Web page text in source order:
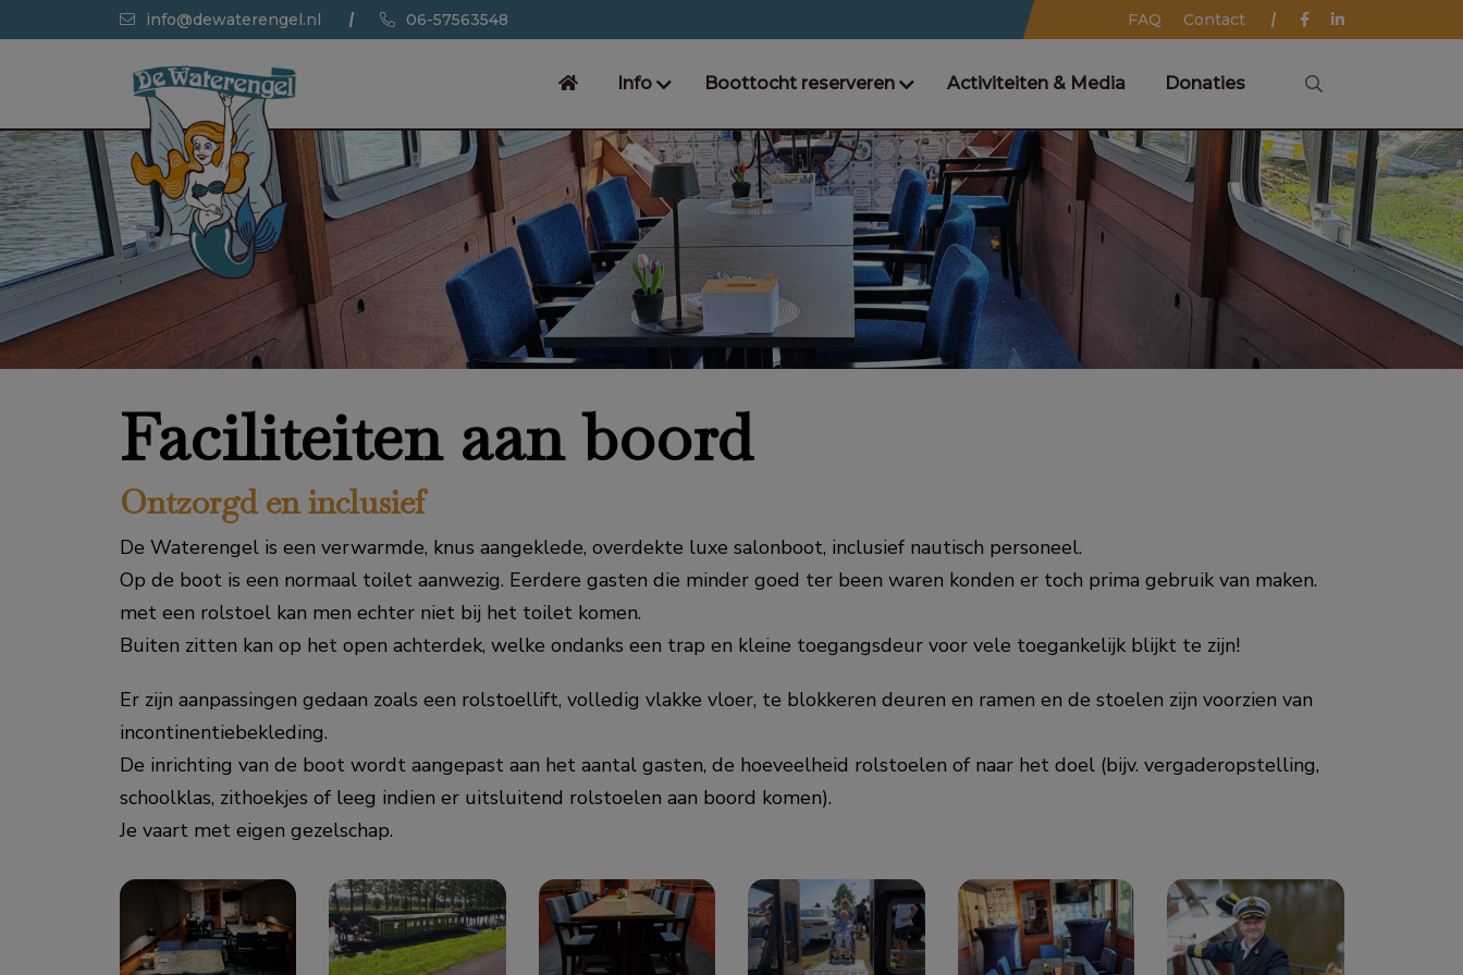
info@dewaterengel.nl 06-57563548 FAQ Contact
Info Boottocht reserveren Activiteiten & Media Donaties
Faciliteiten aan boord
Ontzorgd en inclusief
De Waterengel is een verwarmde, knus aangeklede, overdekte luxe salonboot, inclusief nautisch personeel.
Op de boot is een normaal toilet aanwezig. Eerdere gasten die minder goed ter been waren konden er toch prima gebruik van maken.
met een rolstoel kan men echter niet bij het toilet komen.
Buiten zitten kan op het open achterdek, welke ondanks een trap en kleine toegangsdeur voor vele toegankelijk blijkt te zijn!
Er zijn aanpassingen gedaan zoals een rolstoellift, volledig vlakke vloer, te blokkeren deuren en ramen en de stoelen zijn voorzien van
incontinentiebekleding.
De inrichting van de boot wordt aangepast aan het aantal gasten, de hoeveelheid rolstoelen of naar het doel (bijv. vergaderopstelling,
schoolklas, zithoekjes of leeg indien er uitsluitend rolstoelen aan boord komen).
Je vaart met eigen gezelschap.